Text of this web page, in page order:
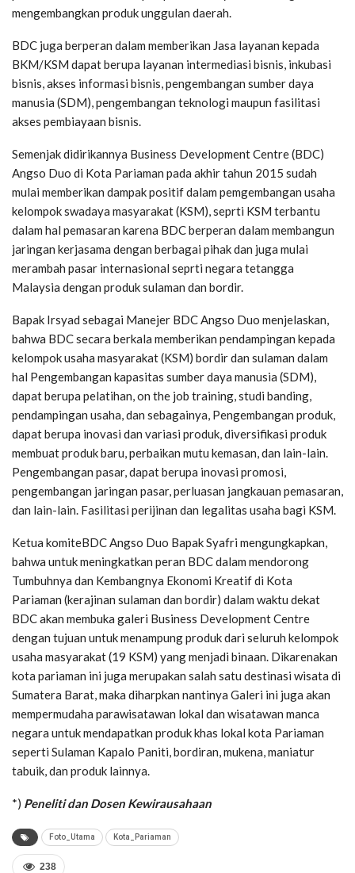
mengembangkan produk unggulan daerah.
BDC juga berperan dalam memberikan Jasa layanan kepada
BKM/KSM dapat berupa layanan intermediasi bisnis, inkubasi
bisnis, akses informasi bisnis, pengembangan sumber daya
manusia (SDM), pengembangan teknologi maupun fasilitasi
akses pembiayaan bisnis.
Semenjak didirikannya Business Development Centre (BDC)
Angso Duo di Kota Pariaman pada akhir tahun 2015 sudah
mulai memberikan dampak positif dalam pemgembangan usaha
kelompok swadaya masyarakat (KSM), seprti KSM terbantu
dalam hal pemasaran karena BDC berperan dalam membangun
jaringan kerjasama dengan berbagai pihak dan juga mulai
merambah pasar internasional seprti negara tetangga
Malaysia dengan produk sulaman dan bordir.
Bapak Irsyad sebagai Manejer BDC Angso Duo menjelaskan,
bahwa BDC secara berkala memberikan pendampingan kepada
kelompok usaha masyarakat (KSM) bordir dan sulaman dalam
hal Pengembangan kapasitas sumber daya manusia (SDM),
dapat berupa pelatihan, on the job training, studi banding,
pendampingan usaha, dan sebagainya, Pengembangan produk,
dapat berupa inovasi dan variasi produk, diversifikasi produk
membuat produk baru, perbaikan mutu kemasan, dan lain-lain.
Pengembangan pasar, dapat berupa inovasi promosi,
pengembangan jaringan pasar, perluasan jangkauan pemasaran,
dan lain-lain. Fasilitasi perijinan dan legalitas usaha bagi KSM.
Ketua komiteBDC Angso Duo Bapak Syafri mengungkapkan,
bahwa untuk meningkatkan peran BDC dalam mendorong
Tumbuhnya dan Kembangnya Ekonomi Kreatif di Kota
Pariaman (kerajinan sulaman dan bordir) dalam waktu dekat
BDC akan membuka galeri Business Development Centre
dengan tujuan untuk menampung produk dari seluruh kelompok
usaha masyarakat (19 KSM) yang menjadi binaan. Dikarenakan
kota pariaman ini juga merupakan salah satu destinasi wisata di
Sumatera Barat, maka diharpkan nantinya Galeri ini juga akan
mempermudaha parawisatawan lokal dan wisatawan manca
negara untuk mendapatkan produk khas lokal kota Pariaman
seperti Sulaman Kapalo Paniti, bordiran, mukena, maniatur
tabuik, dan produk lainnya.
*) Peneliti dan Dosen Kewirausahaan
Foto_Utama Kota_Pariaman
238